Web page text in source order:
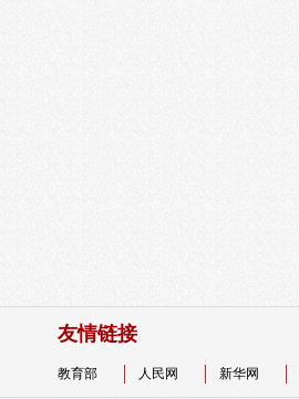
友情链接
教育部 人民网 新华网